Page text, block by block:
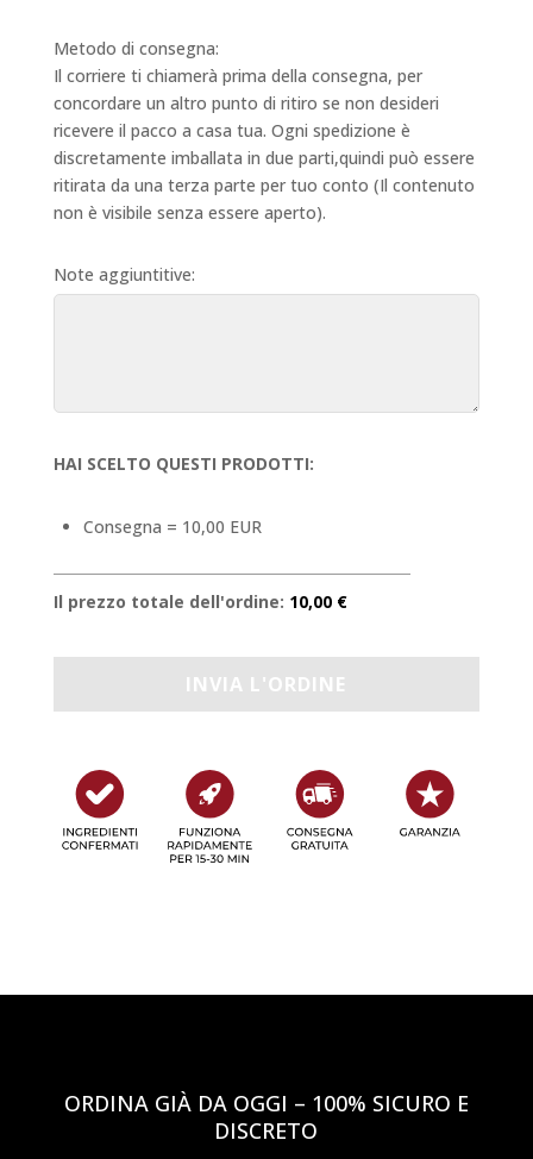
Metodo di consegna:
Il corriere ti chiamerà prima della consegna, per
concordare un altro punto di ritiro se non desideri
ricevere il pacco a casa tua. Ogni spedizione è
discretamente imballata in due parti,quindi può essere
ritirata da una terza parte per tuo conto (Il contenuto
non è visibile senza essere aperto).
Note aggiuntitive:
HAI SCELTO QUESTI PRODOTTI:
Consegna = 10,00 EUR
Il prezzo totale dell'ordine: 10,00 €
ORDINA GIÀ DA OGGI – 100% SICURO E
DISCRETO